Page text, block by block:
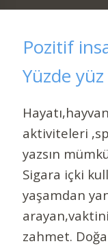
Pozitif
Yüzde
aktiviteleri
yazsın
Sigara içki
yaşamdan
zahmet.